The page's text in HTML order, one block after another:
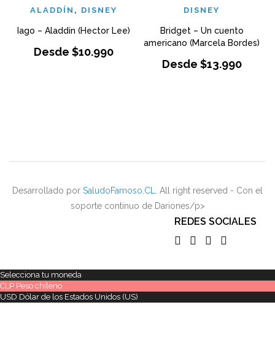
ALADDÍN , DISNEY
Iago – Aladdin (Hector Lee)
Desde $10.990
DISNEY
Bridget – Un cuento
americano (Marcela Bordes)
Desde $13.990
Desarrollado por SaludoFamoso.CL
. All right reserved - Con el
soporte continuo de Dariones/p>
REDES SOCIALES
Selecciona tu moneda
CLP Peso chileno
USD Dólar de los Estados Unidos (US)